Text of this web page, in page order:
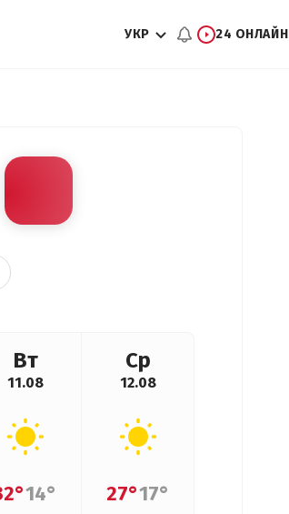
УКР 24 ОНЛАЙН
Вт
11.08
14°
Ср
12.08
27°17°